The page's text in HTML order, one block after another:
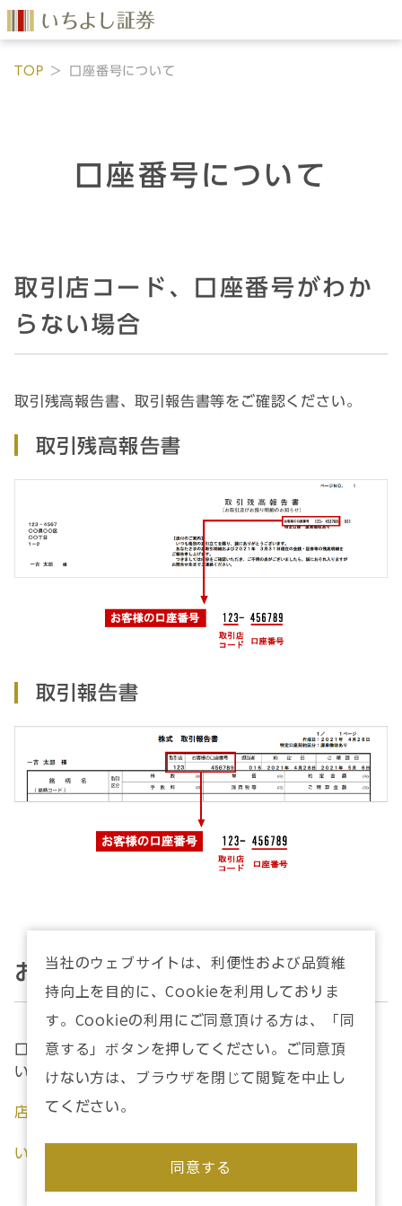
TOP 口座番号について
口座番号について
取引店コード、口座番号がわか
らない場合
取引残高報告書、取引報告書等をご確認ください。
取引残高報告書
取引報告書
お電話でのご確認
口座名義人ご本人様よりお取引支店へお問合せくださ
い。
店舗案内
いちよしダイレクト
当社のウェブサイトは、利便性および品質維
持向上を目的に、Cookieを利用しておりま
す。Cookieの利用にご同意頂ける方は、「同
意する」ボタンを押してください。ご同意頂
けない方は、ブラウザを閉じて閲覧を中止し
てください。
同意する